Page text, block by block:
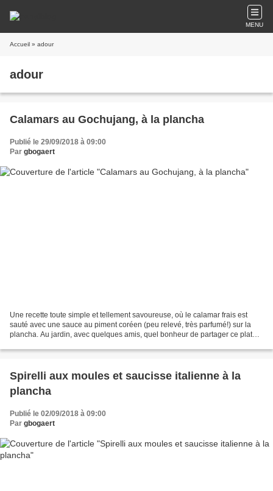
MENU
Accueil » adour
adour
Calamars au Gochujang, à la plancha
Publié le 29/09/2018 à 09:00
Par gbogaert
Une recette toute simple et tellement savoureuse, où le calamar frais est
sauté avec une sauce au piment coréen (peu relevé, très parfumé!) sur la
plancha. Au jardin, avec quelques amis, quel bonheur de partager ce plat
Spirelli aux moules et saucisse italienne à la
plancha
Publié le 02/09/2018 à 09:00
Par gbogaert